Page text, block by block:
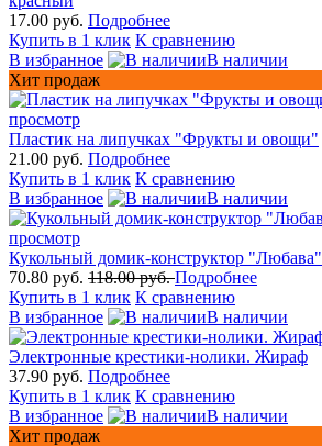
17.00 руб. Подробнее
Купить в 1 клик К сравнению
В избранное
В наличии
Хит продаж
просмотр
Пластик на липучках "Фрукты и овощи"
21.00 руб. Подробнее
Купить в 1 клик К сравнению
В избранное
В наличии
просмотр
Кукольный домик-конструктор "Любава"
70.80 руб. 118.00 руб.Подробнее
Купить в 1 клик К сравнению
В избранное
В наличии
Электронные крестики-нолики. Жираф
37.90 руб. Подробнее
Купить в 1 клик К сравнению
В избранное
В наличии
Хит продаж